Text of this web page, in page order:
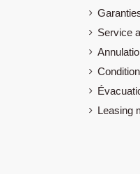
Service
Leasing